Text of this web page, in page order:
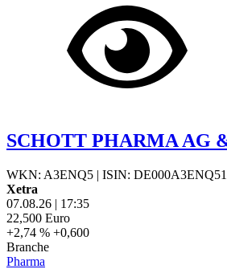
SCHOTT PHARMA AG
WKN: A3ENQ5 | ISIN: DE000A3ENQ51
Xetra
07.08.26 | 17:35
22,500 Euro
+2,74 % +0,600
Branche
Pharma